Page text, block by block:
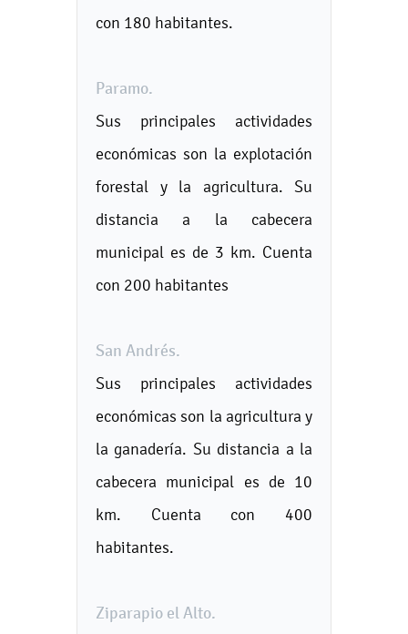
con 180 habitantes.
Paramo.
Sus principales actividades
económicas son la explotación
forestal y la agricultura. Su
distancia a la cabecera
municipal es de 3 km. Cuenta
con 200 habitantes
San Andrés.
Sus principales actividades
económicas son la agricultura y
la ganadería. Su distancia a la
cabecera municipal es de 10
km. Cuenta con 400
habitantes.
Ziparapio el Alto.